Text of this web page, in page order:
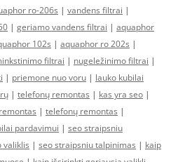
ro-206s | vandens filtrai |
| geriamo vandens filtrai | aquaphor
102s | aquaphor ro 202s |
filtrai | nugeležinimo filtrai |
| priemone nuo voru | lauko kubilai
| telefonų remontas | kas yra seo |
| telefonų remontas |
pardavimui | seo straipsniu
valiklis | seo straipsniu talpinimas | kaip